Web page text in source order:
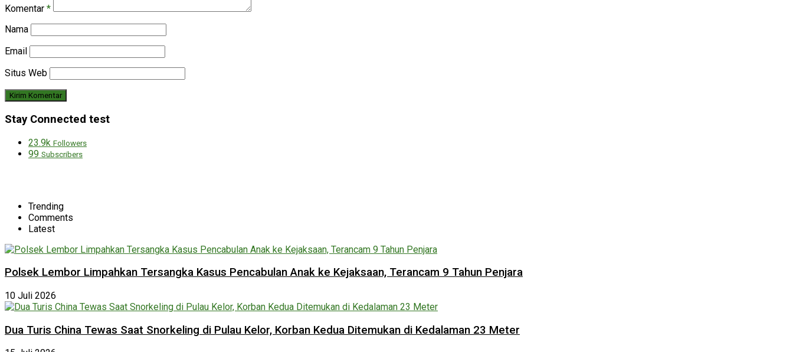
Komentar *
Nama
Email
Situs Web
Stay Connected test
23.9k Followers
99 Subscribers
Trending
Comments
Latest
Polsek Lembor Limpahkan Tersangka Kasus Pencabulan Anak ke Kejaksaan, Terancam 9 Tahun Penjara
10 Juli 2026
Dua Turis China Tewas Saat Snorkeling di Pulau Kelor, Korban Kedua Ditemukan di Kedalaman 23 Meter